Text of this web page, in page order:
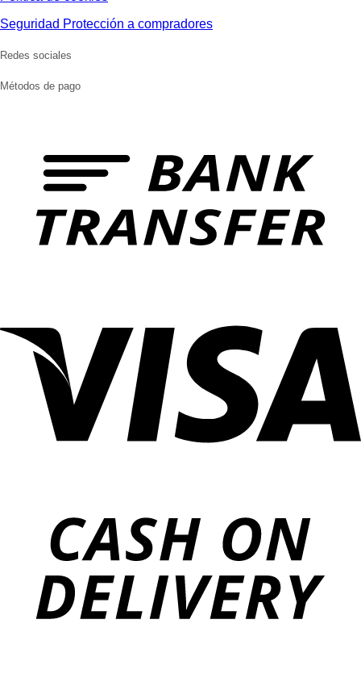
Seguridad Protección a compradores
Redes sociales
Métodos de pago